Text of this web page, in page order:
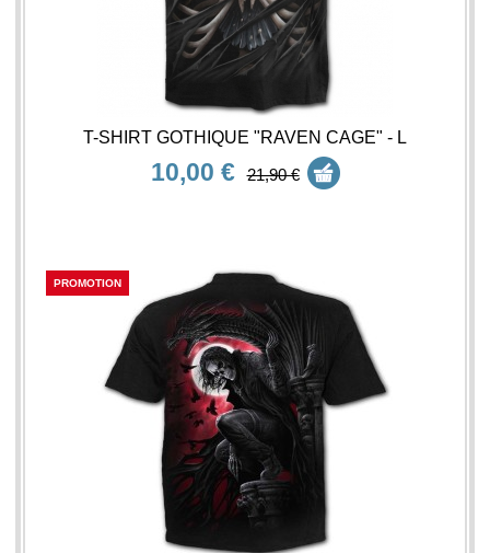
T-SHIRT GOTHIQUE "RAVEN CAGE" - L
10,00 € 21,90 €
PROMOTION